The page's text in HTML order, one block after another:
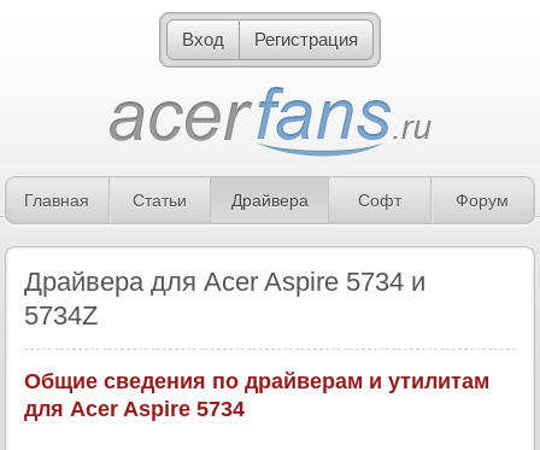
Вход Регистрация
Главная Статьи Драйвера Софт Форум
Драйвера для Acer Aspire 5734 и
5734Z
Общие сведения по драйверам и утилитам
для Acer Aspire 5734